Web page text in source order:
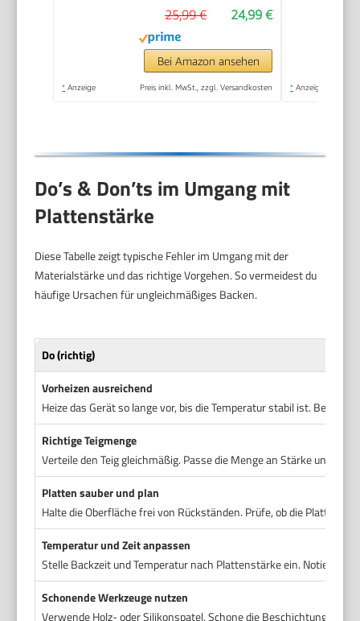
Herzform, Retro
Design, 700 Watt,
Farbe: Mint
24,99 €
25,99 €
Bei Amazon ansehen
* Anzeige Preis inkl. MwSt., zzgl. Versandkosten * Anzeige
Do’s & Don’ts im Umgang mit
Plattenstärke
Diese Tabelle zeigt typische Fehler im Umgang mit der
Materialstärke und das richtige Vorgehen. So vermeidest du
häufige Ursachen für ungleichmäßiges Backen.
Do (richtig)
Vorheizen ausreichend
Heize das Gerät so lange vor, bis die Temperatur stabil ist. Bei
Richtige Teigmenge
Verteile den Teig gleichmäßig. Passe die Menge an Stärke und
Platten sauber und plan
Halte die Oberfläche frei von Rückständen. Prüfe, ob die Platten
Temperatur und Zeit anpassen
Stelle Backzeit und Temperatur nach Plattenstärke ein. Notiere
Schonende Werkzeuge nutzen
Verwende Holz- oder Silikonspatel. Schone die Beschichtung und